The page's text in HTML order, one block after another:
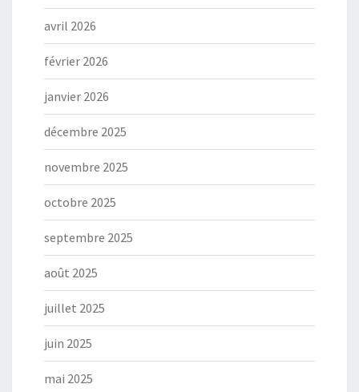
avril 2026
février 2026
janvier 2026
décembre 2025
novembre 2025
octobre 2025
septembre 2025
août 2025
juillet 2025
juin 2025
mai 2025